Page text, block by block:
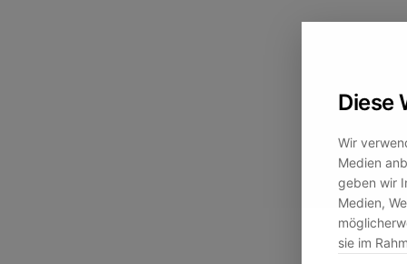
Diese
Wir
Medien
geben wir
Medien,
sie im